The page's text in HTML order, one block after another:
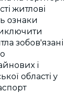
житлові
ознаки
зобов'язані
і
області у